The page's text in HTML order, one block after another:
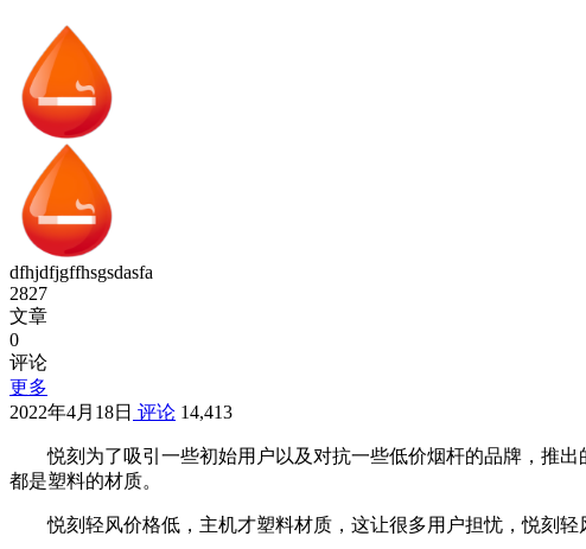
dfhjdfjgffhsgsdasfa
2827
文章
0
评论
更多
2022年4月18日 评论 14,413
悦刻为了吸引一些初始用户以及对抗一些低价烟杆的品牌，推
都是塑料的材质。
悦刻轻风价格低，主机才塑料材质，这让很多用户担忧，悦刻轻